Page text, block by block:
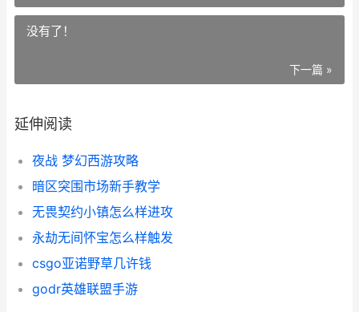
没有了！
下一篇 »
延伸阅读
夜战 梦幻西游攻略
暗区突围市场新手教学
无畏契约小镇怎么样进攻
永劫无间怀宝怎么样触发
csgo亚诺野草几许钱
godr英雄联盟手游